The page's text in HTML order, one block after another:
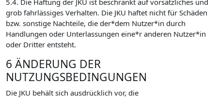
5.4. Die Haftung der JKU ist beschränkt auf vorsätzliches und
grob fahrlässiges Verhalten. Die JKU haftet nicht für Schäden
bzw. sonstige Nachteile, die der*dem Nutzer*in durch
Handlungen oder Unterlassungen eine*r anderen Nutzer*in
oder Dritter entsteht.
6 ÄNDERUNG DER
NUTZUNGSBEDINGUNGEN
Die JKU behält sich ausdrücklich vor, die